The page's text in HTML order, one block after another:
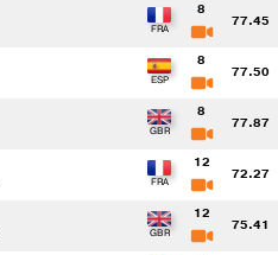
8
77.45
8
77.50
8
77.87
12
72.27
12
75.41